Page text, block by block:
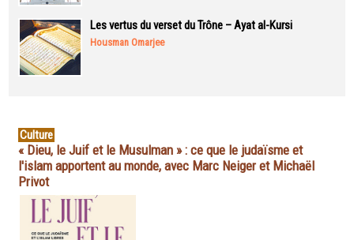
Les vertus du verset du Trône – Ayat al-Kursi
Housman Omarjee
Culture
« Dieu, le Juif et le Musulman » : ce que le judaïsme et
l'islam apportent au monde, avec Marc Neiger et Michaël
Privot